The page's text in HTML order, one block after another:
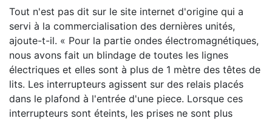
Tout n'est pas dit sur le site internet d'origine qui a
servi à la commercialisation des dernières unités,
ajoute-t-il. « Pour la partie ondes électromagnétiques,
nous avons fait un blindage de toutes les lignes
électriques et elles sont à plus de 1 mètre des têtes de
lits. Les interrupteurs agissent sur des relais placés
dans le plafond à l'entrée d'une piece. Lorsque ces
interrupteurs sont éteints, les prises ne sont plus